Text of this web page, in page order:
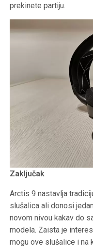
prekinete partiju.
Zaključak
Arctis 9 nastavlja
slušalica ali donosi
novom nivou kakav do
modela. Zaista je
mogu ove slušalice i na